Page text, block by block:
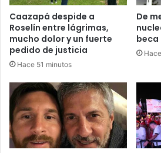
Caazapá despide a
Roselín entre lágrimas,
mucho dolor y un fuerte
pedido de justicia
Hace 51 minutos
De
beca